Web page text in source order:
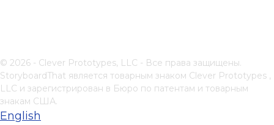
© 2026 - Clever Prototypes, LLC - Все права защищены.
StoryboardThat является товарным знаком Clever Prototypes ,
LLC и зарегистрирован в Бюро по патентам и товарным
знакам США.
English